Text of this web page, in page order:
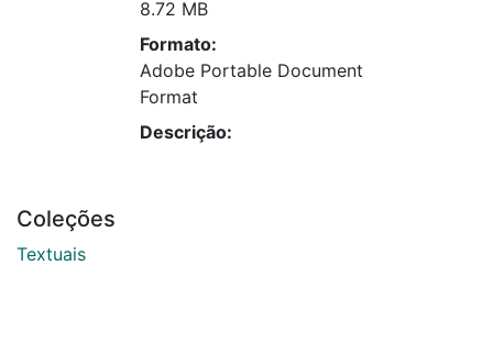
8.72 MB
Formato:
Adobe Portable Document
Format
Descrição:
Coleções
Textuais